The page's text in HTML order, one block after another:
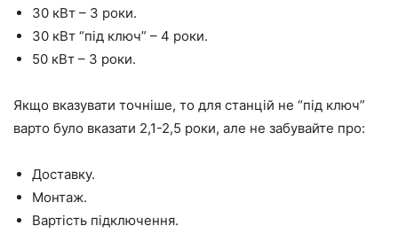
30 кВт – 3 роки.
30 кВт “під ключ” – 4 роки.
50 кВт – 3 роки.
Якщо вказувати точніше, то для станцій не “під ключ”
варто було вказати 2,1-2,5 роки, але не забувайте про:
Доставку.
Монтаж.
Вартість підключення.